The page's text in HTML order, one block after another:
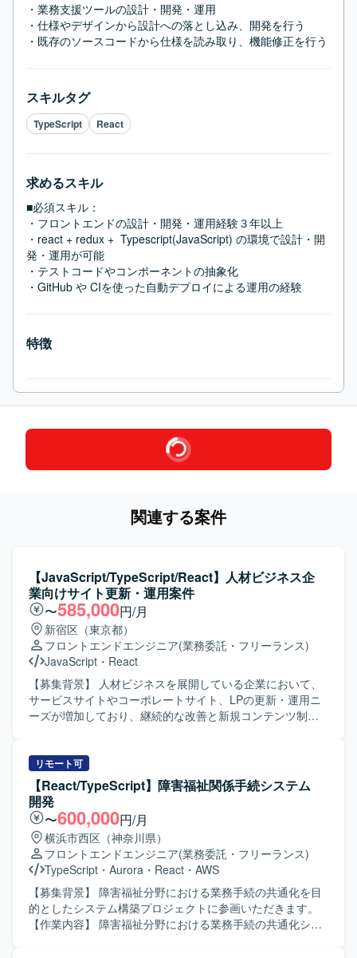
・業務支援ツールの設計・開発・運用
・仕様やデザインから設計への落とし込み、開発を行う
・既存のソースコードから仕様を読み取り、機能修正を行う
スキルタグ
TypeScript React
求めるスキル
■必須スキル：
・フロントエンドの設計・開発・運用経験３年以上
・react + redux +  Typescript(JavaScript) の環境で設計・開
発・運用が可能
・テストコードやコンポーネントの抽象化
・GitHub や CIを使った自動デプロイによる運用の経験
特徴
関連する案件
【JavaScript/TypeScript/React】人材ビジネス企
業向けサイト更新・運用案件
〜585,000円/月
新宿区（東京都）
フロントエンドエンジニア(業務委託・フリーランス)
JavaScript ・ React
【募集背景】 人材ビジネスを展開している企業において、
サービスサイトやコーポレートサイト、LPの更新・運用ニ
ーズが増加しており、継続的な改善と新規コンテンツ制作
対象に、実装やコンテンツの作成・修正、広告用LPの制作
を行っていただきます。 要件整理を行いながら、スケジュ
ール調整や設定作業を行い、複数タスクを並行して対応し
ていただきます。 タスクはSlackを通じて受け取り、
Googleスプレッドシートで管理しつつ、必要に応じて関係
者へのヒアリングを実施し、サイト運用および改善を進め
ていただきます。 【求める人物像】 フロントエンドおよび
バックエンドの実装を一人称で推進でき、自ら課題を発見
して主体的に動いていただける方を求めております。 サイ
ト運用を行いながら、環境整備や業務フローの改善にも前
向きに取り組んでいただける方が望ましいです。 【ポジシ
リモート可
【React/TypeScript】障害福祉関係手続システム
開発
〜600,000円/月
横浜市西区（神奈川県）
フロントエンドエンジニア(業務委託・フリーランス)
TypeScript ・ Aurora ・ React ・ AWS
【募集背景】 障害福祉分野における業務手続の共通化を目
的としたシステム構築プロジェクトに参画いただきます。
【作業内容】 障害福祉分野における業務手続の共通化シス